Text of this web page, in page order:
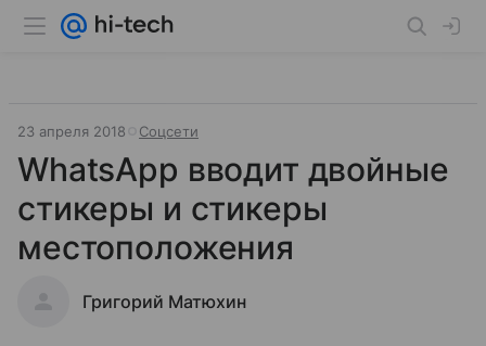
23 апреля 2018 Соцсети
WhatsApp вводит двойные
стикеры и стикеры
местоположения
Григорий Матюхин